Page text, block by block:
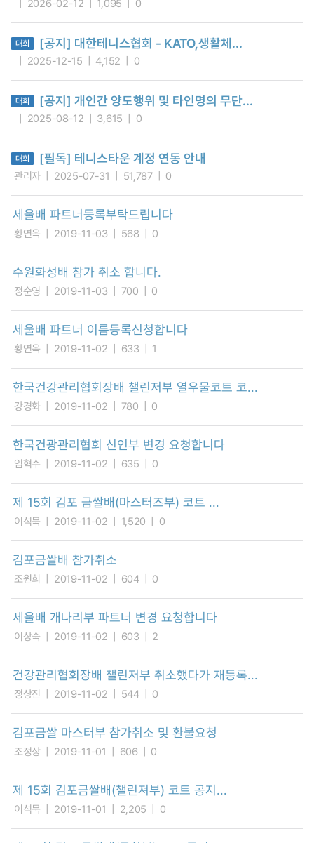
2026-02-12 1,095 0
대회 [공지] 대한테니스협회 - KATO,생활체...
2025-12-15 4,152 0
대회 [공지] 개인간 양도행위 및 타인명의 무단...
2025-08-12 3,615 0
대회 [필독] 테니스타운 계정 연동 안내
관리자 2025-07-31 51,787 0
세울배 파트너등록부탁드립니다
황연옥 2019-11-03 568 0
수원화성배 참가 취소 합니다.
정순영 2019-11-03 700 0
세울배 파트너 이름등록신청합니다
황연옥 2019-11-02 633 1
한국건강관리협회장배 챌린저부 열우물코트 코...
강경화 2019-11-02 780 0
한국건광관리협회 신인부 변경 요청합니다
임혁수 2019-11-02 635 0
제 15회 김포 금쌀배(마스터즈부) 코트 ...
이석묵 2019-11-02 1,520 0
김포금쌀배 참가취소
조원희 2019-11-02 604 0
세울배 개나리부 파트너 변경 요청합니다
이상숙 2019-11-02 603 2
건강관리협회장배 챌린저부 취소했다가 재등록...
정상진 2019-11-02 544 0
김포금쌀 마스터부 참가취소 및 환불요청
조정상 2019-11-01 606 0
제 15회 김포금쌀배(챌린져부) 코트 공지...
이석묵 2019-11-01 2,205 0